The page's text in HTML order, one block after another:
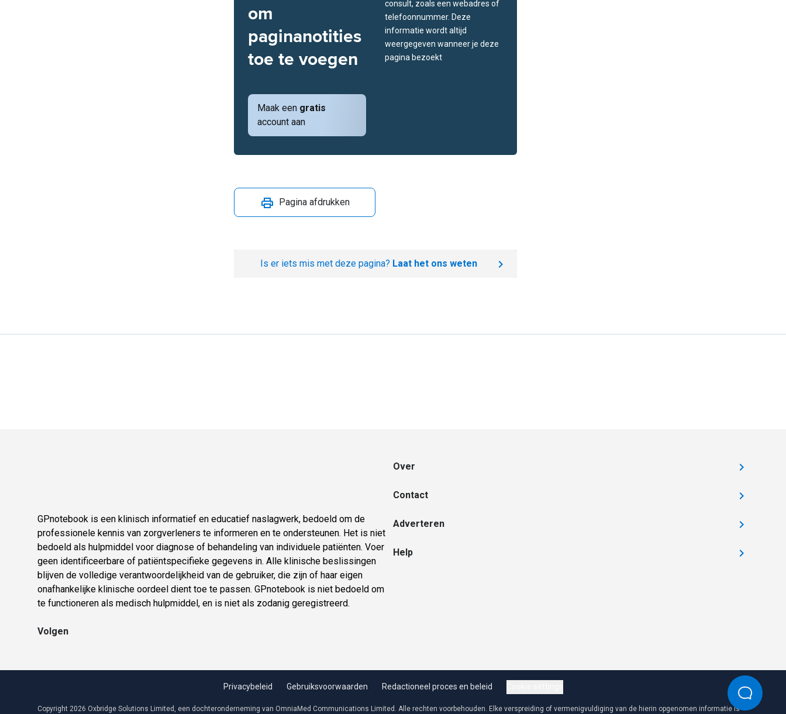
om
paginanotities
toe te voegen
Maak een gratis
account aan
consult, zoals een webadres of
telefoonnummer. Deze
informatie wordt altijd
weergegeven wanneer je deze
pagina bezoekt
Pagina afdrukken
Is er iets mis met deze pagina? Laat het ons weten
GPnotebook is een klinisch informatief en educatief naslagwerk, bedoeld om de
professionele kennis van zorgverleners te informeren en te ondersteunen. Het is niet
bedoeld als hulpmiddel voor diagnose of behandeling van individuele patiënten. Voer
geen identificeerbare of patiëntspecifieke gegevens in. Alle klinische beslissingen
blijven de volledige verantwoordelijkheid van de gebruiker, die zijn of haar eigen
onafhankelijke klinische oordeel dient toe te passen. GPnotebook is niet bedoeld om
te functioneren als medisch hulpmiddel, en is niet als zodanig geregistreerd.
Volgen
Over
Contact
Adverteren
Help
Privacybeleid Gebruiksvoorwaarden Redactioneel proces en beleid
Copyright 2026 Oxbridge Solutions Limited, een dochteronderneming van OmniaMed Communications Limited. Alle rechten voorbehouden. Elke verspreiding of vermenigvuldiging van de hierin opgenomen informatie is